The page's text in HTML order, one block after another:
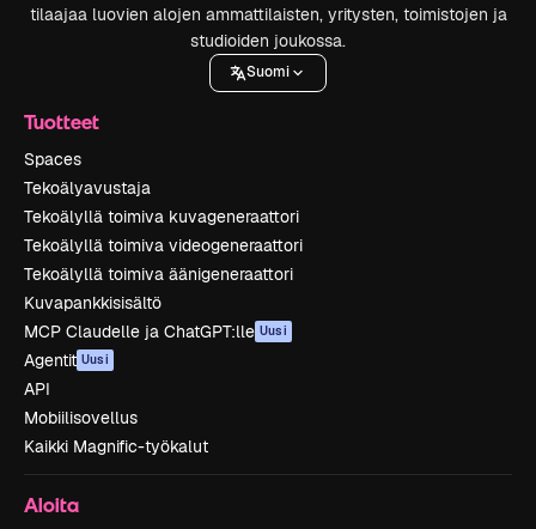
tilaajaa luovien alojen ammattilaisten, yritysten, toimistojen ja
studioiden joukossa.
Suomi
Tuotteet
Spaces
Tekoälyavustaja
Tekoälyllä toimiva kuvageneraattori
Tekoälyllä toimiva videogeneraattori
Tekoälyllä toimiva äänigeneraattori
Kuvapankkisisältö
MCP Claudelle ja ChatGPT:lle Uusi
Agentit Uusi
API
Mobiilisovellus
Kaikki Magnific-työkalut
Aloita